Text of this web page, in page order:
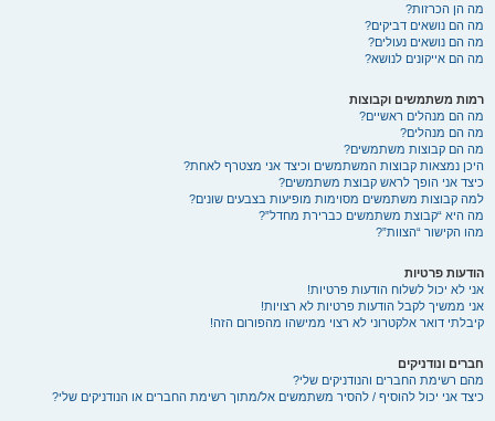
מה הן הכרזות?
מה הם נושאים דביקים?
מה הם נושאים נעולים?
מה הם אייקונים לנושא?
רמות משתמשים וקבוצות
מה הם מנהלים ראשיים?
מה הם מנהלים?
מה הם קבוצות משתמשים?
היכן נמצאות קבוצות המשתמשים וכיצד אני מצטרף לאחת?
כיצד אני הופך לראש קבוצת משתמשים?
למה קבוצות משתמשים מסוימות מופיעות בצבעים שונים?
מה היא “קבוצת משתמשים כברירת מחדל”?
מהו הקישור “הצוות”?
הודעות פרטיות
אני לא יכול לשלוח הודעות פרטיות!
אני ממשיך לקבל הודעות פרטיות לא רצויות!
קיבלתי דואר אלקטרוני לא רצוי ממישהו מהפורום הזה!
חברים ונודניקים
מהם רשימת החברים והנודניקים שלי?
כיצד אני יכול להוסיף / להסיר משתמשים אל/מתוך רשימת החברים או הנודניקים שלי?